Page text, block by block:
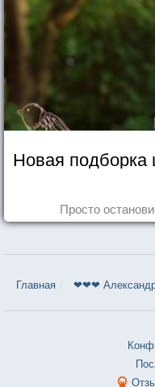
Новая подборка
Просто
Главная ❤❤❤